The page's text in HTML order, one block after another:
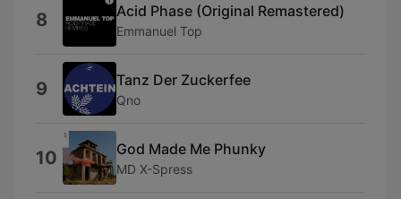
8 Acid Phase (Original Remastered)
Emmanuel Top
9 Tanz Der Zuckerfee
Qno
10 God Made Me Phunky
MD X-Spress